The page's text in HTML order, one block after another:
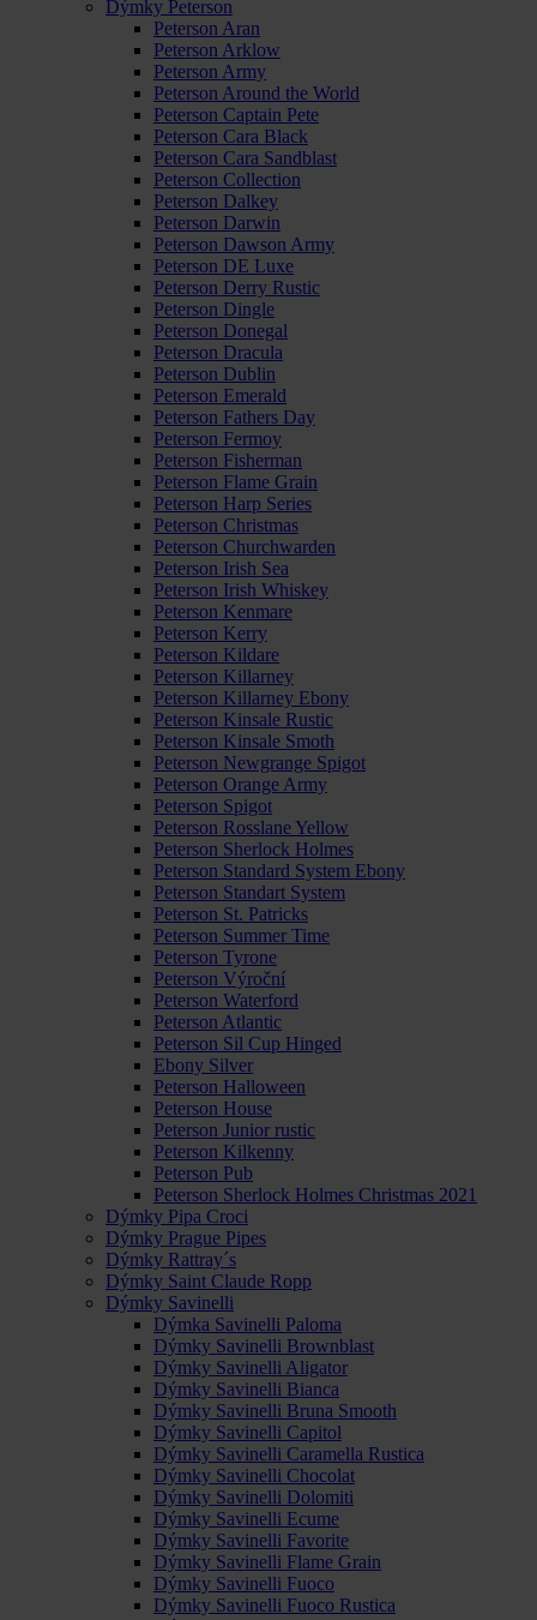
Dýmky Peterson
Peterson Aran
Peterson Arklow
Peterson Army
Peterson Around the World
Peterson Captain Pete
Peterson Cara Black
Peterson Cara Sandblast
Peterson Collection
Peterson Dalkey
Peterson Darwin
Peterson Dawson Army
Peterson DE Luxe
Peterson Derry Rustic
Peterson Dingle
Peterson Donegal
Peterson Dracula
Peterson Dublin
Peterson Emerald
Peterson Fathers Day
Peterson Fermoy
Peterson Fisherman
Peterson Flame Grain
Peterson Harp Series
Peterson Christmas
Peterson Churchwarden
Peterson Irish Sea
Peterson Irish Whiskey
Peterson Kenmare
Peterson Kerry
Peterson Kildare
Peterson Killarney
Peterson Killarney Ebony
Peterson Kinsale Rustic
Peterson Kinsale Smoth
Peterson Newgrange Spigot
Peterson Orange Army
Peterson Spigot
Peterson Rosslane Yellow
Peterson Sherlock Holmes
Peterson Standard System Ebony
Peterson Standart System
Peterson St. Patricks
Peterson Summer Time
Peterson Tyrone
Peterson Výroční
Peterson Waterford
Peterson Atlantic
Peterson Sil Cup Hinged
Ebony Silver
Peterson Halloween
Peterson House
Peterson Junior rustic
Peterson Kilkenny
Peterson Pub
Peterson Sherlock Holmes Christmas 2021
Dýmky Pipa Croci
Dýmky Prague Pipes
Dýmky Rattray´s
Dýmky Saint Claude Ropp
Dýmky Savinelli
Dýmka Savinelli Paloma
Dýmky Savinelli Brownblast
Dýmky Savinelli Aligator
Dýmky Savinelli Bianca
Dýmky Savinelli Bruna Smooth
Dýmky Savinelli Capitol
Dýmky Savinelli Caramella Rustica
Dýmky Savinelli Chocolat
Dýmky Savinelli Dolomiti
Dýmky Savinelli Ecume
Dýmky Savinelli Favorite
Dýmky Savinelli Flame Grain
Dýmky Savinelli Fuoco
Dýmky Savinelli Fuoco Rustica